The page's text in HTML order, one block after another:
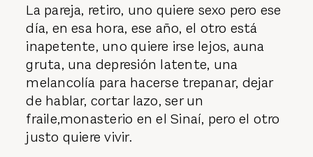
La pareja, retiro, uno quiere sexo pero ese
día, en esa hora, ese año, el otro está
inapetente, uno quiere irse lejos, auna
gruta, una depresión latente, una
melancolía para hacerse trepanar, dejar
de hablar, cortar lazo, ser un
fraile,monasterio en el Sinaí, pero el otro
justo quiere vivir.